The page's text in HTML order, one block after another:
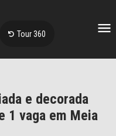
Tour 360
e decorada
1 vaga em Meia